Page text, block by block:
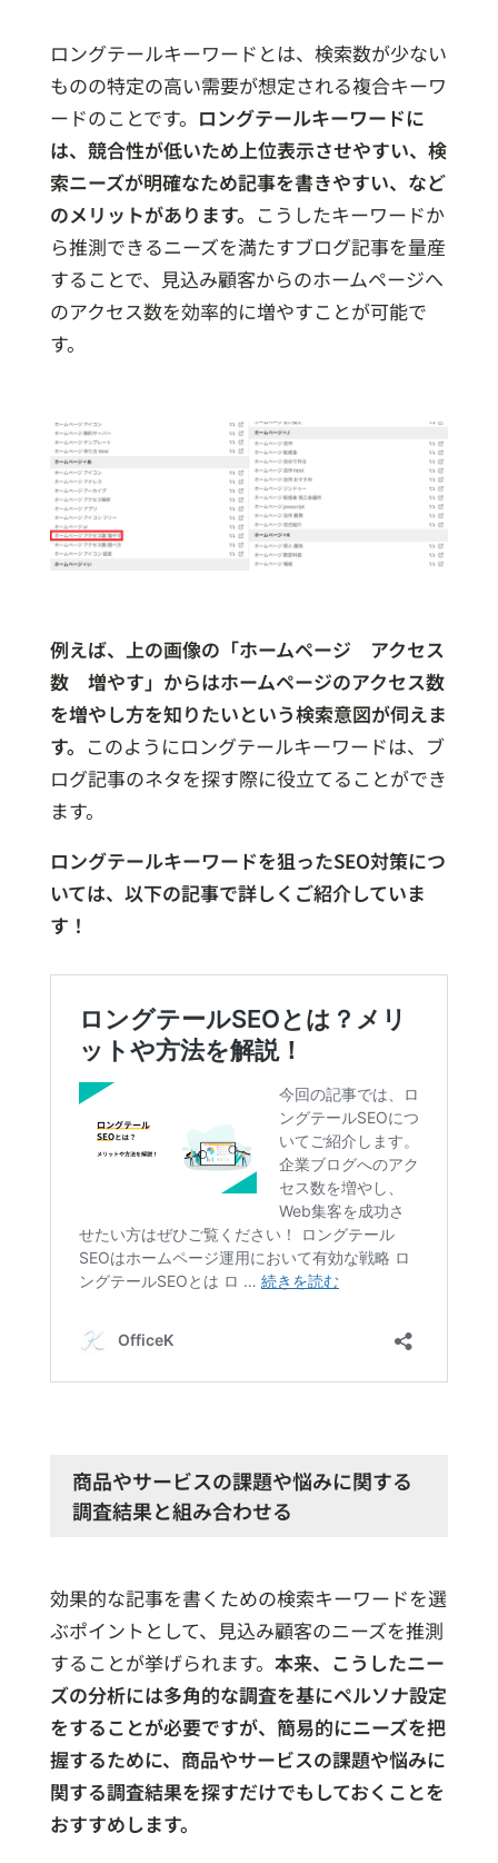
ロングテールキーワードとは、検索数が少ない
ものの特定の高い需要が想定される複合キーワ
ードのことです。 ロングテールキーワードに
は、競合性が低いため上位表示させやすい、検
索ニーズが明確なため記事を書きやすい、など
のメリットがあります。 こうしたキーワードか
ら推測できるニーズを満たすブログ記事を量産
することで、見込み顧客からのホームページへ
のアクセス数を効率的に増やすことが可能で
す。
例えば、上の画像の「ホームページ アクセス
数 増やす」からはホームページのアクセス数
を増やし方を知りたいという検索意図が伺えま
す。 このようにロングテールキーワードは、ブ
ログ記事のネタを探す際に役立てることができ
ます。
ロングテールキーワードを狙ったSEO対策につ
いては、以下の記事で詳しくご紹介していま
す！
商品やサービスの課題や悩みに関する
調査結果と組み合わせる
効果的な記事を書くための検索キーワードを選
ぶポイントとして、見込み顧客のニーズを推測
することが挙げられます。 本来、こうしたニー
ズの分析には多角的な調査を基にペルソナ設定
をすることが必要ですが、簡易的にニーズを把
握するために、商品やサービスの課題や悩みに
関する調査結果を探すだけでもしておくことを
おすすめします。